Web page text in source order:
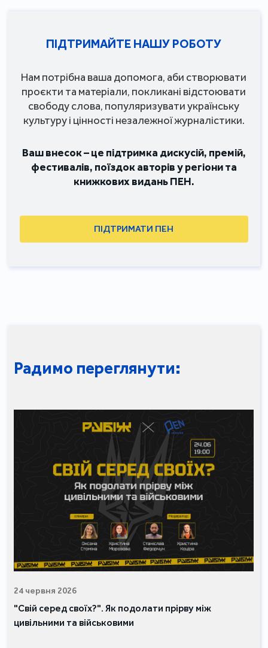
ПІДТРИМАЙТЕ НАШУ РОБОТУ
Нам потрібна ваша допомога, аби створювати
проєкти та матеріали, покликані відстоювати
свободу слова, популяризувати українську
культуру і цінності незалежної журналістики.
Ваш внесок – це підтримка дискусій, премій,
фестивалів, поїздок авторів у регіони та
книжкових видань ПЕН.
ПІДТРИМАТИ ПЕН
Радимо переглянути:
24 червня 2026
"Свій серед своїх?". Як подолати прірву між
цивільними та військовими